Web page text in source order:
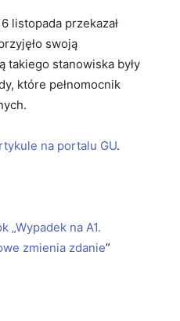
listopada przekazał
swoją
takiego stanowiska były
które pełnomocnik
na portalu GU.
„Wypadek na A1.
zmienia zdanie”